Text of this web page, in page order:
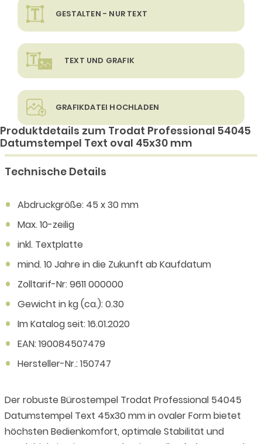
GESTALTEN - NUR TEXT
TEXT UND GRAFIK
GRAFIKDATEI HOCHLADEN
Produktdetails zum Trodat Professional 54045
Datumstempel Text oval 45x30 mm
Technische Details
Abdruckgröße: 45 x 30 mm
Max. 10-zeilig
inkl. Textplatte
mind. 10 Jahre in die Zukunft ab Kaufdatum
Zolltarif-Nr: 9611 000000
Gewicht in kg (ca.): 0.30
Im Katalog seit: 16.01.2020
EAN: 190084507479
Hersteller-Nr.: 150747
Der robuste Bürostempel Trodat Professional 54045
Datumstempel Text 45x30 mm in ovaler Form bietet
höchsten Bedienkomfort, optimale Stabilität und